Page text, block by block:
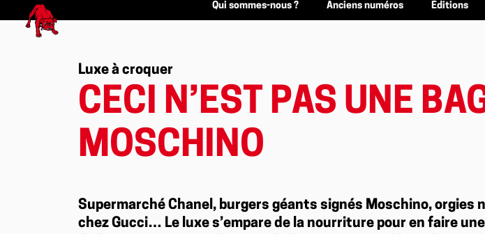
Qui sommes-nous ? Anciens numéros Éditions
Luxe à croquer
CECI N’EST PAS UNE
MOSCHINO
Supermarché Chanel, burgers géants signés Moschino, orgies
chez Gucci… Le luxe s’empare de la nourriture pour en faire